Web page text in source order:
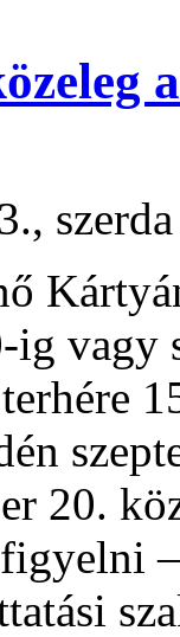
vagy
20.